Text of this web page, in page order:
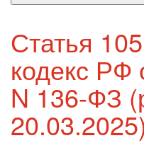
Статья
кодекс РФ
N 136-ФЗ